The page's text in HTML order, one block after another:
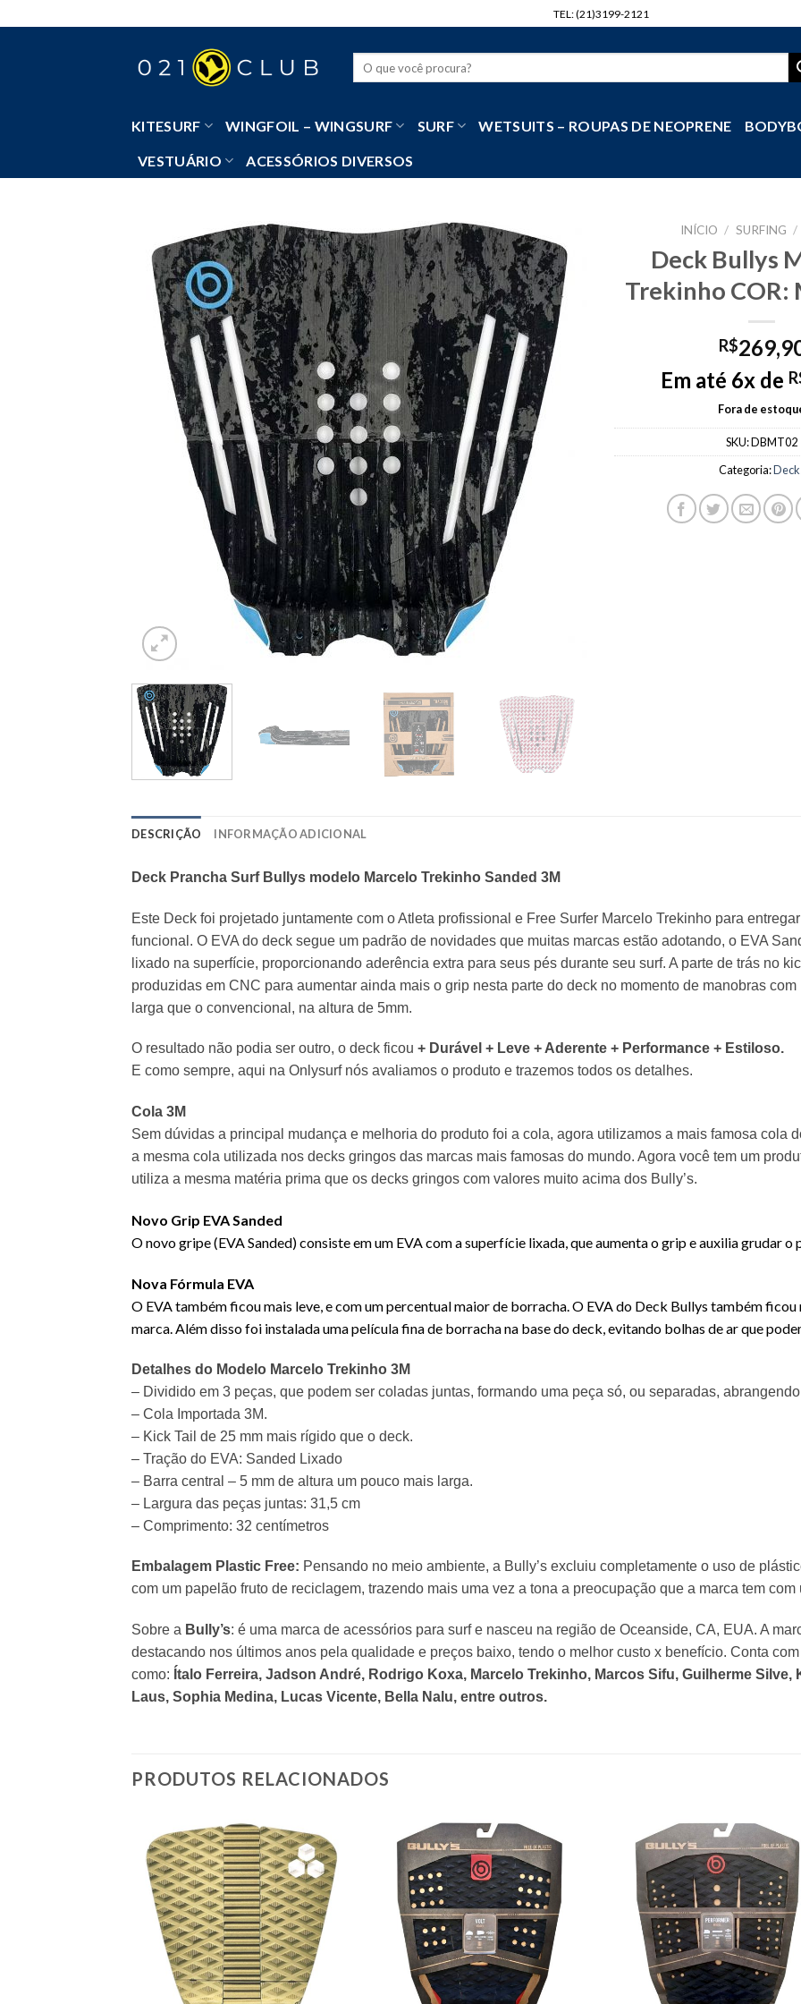
to
TEL: (21)3199-2121
KITESURF WINGFOIL – WINGSURF SURF WETSUITS – ROUPAS DE NEOPRENE
VESTUÁRIO ACESSÓRIOS DIVERSOS
INÍCIO / SURFING /
Deck Bullys
Trekinho COR:
R$
Em até 6x de
Fora de
SKU:DBMT02
Categoria:
DESCRIÇÃO INFORMAÇÃO ADICIONAL
Deck Prancha Surf Bullys modelo Marcelo Trekinho Sanded 3M
Este Deck foi projetado juntamente com o Atleta profissional e Free Surfer Marcelo Trekinho para
funcional. O EVA do deck segue um padrão de novidades que muitas marcas estão adotando, o EVA
lixado na superfície, proporcionando aderência extra para seus pés durante seu surf. A parte de trás no
produzidas em CNC para aumentar ainda mais o grip nesta parte do deck no momento de manobras
larga que o convencional, na altura de 5mm.
O resultado não podia ser outro, o deck ficou + Durável + Leve + Aderente + Performance + Estiloso.
E como sempre, aqui na Onlysurf nós avaliamos o produto e trazemos todos os detalhes.
Cola 3M
Sem dúvidas a principal mudança e melhoria do produto foi a cola, agora utilizamos a mais famosa cola
a mesma cola utilizada nos decks gringos das marcas mais famosas do mundo. Agora você tem um
utiliza a mesma matéria prima que os decks gringos com valores muito acima dos Bully’s.
Novo Grip EVA Sanded
O novo gripe (EVA Sanded) consiste em um EVA com a superfície lixada, que aumenta o grip e auxilia grudar o
Nova Fórmula EVA
O EVA também ficou mais leve, e com um percentual maior de borracha. O EVA do Deck Bullys também
marca. Além disso foi instalada uma película fina de borracha na base do deck, evitando bolhas de ar que
Detalhes do Modelo Marcelo Trekinho 3M
– Dividido em 3 peças, que podem ser coladas juntas, formando uma peça só, ou separadas,
– Cola Importada 3M.
– Kick Tail de 25 mm mais rígido que o deck.
– Tração do EVA: Sanded Lixado
– Barra central – 5 mm de altura um pouco mais larga.
– Largura das peças juntas: 31,5 cm
– Comprimento: 32 centímetros
Embalagem Plastic Free: Pensando no meio ambiente, a Bully’s excluiu completamente o uso de
com um papelão fruto de reciclagem, trazendo mais uma vez a tona a preocupação que a marca tem
Sobre a Bully’s: é uma marca de acessórios para surf e nasceu na região de Oceanside, CA, EUA. A
destacando nos últimos anos pela qualidade e preços baixo, tendo o melhor custo x benefício. Conta
como: Ítalo Ferreira, Jadson André, Rodrigo Koxa, Marcelo Trekinho, Marcos Sifu, Guilherme Silve,
Laus, Sophia Medina, Lucas Vicente, Bella Nalu, entre outros.
PRODUTOS RELACIONADOS